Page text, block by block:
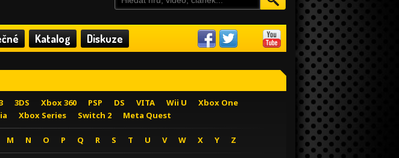
Katalog Diskuze
3DS Xbox 360 PSP DS VITA Wii U
Xbox One
Xbox Series Switch 2 Meta Quest
M N O P Q R S T U V W X Y Z